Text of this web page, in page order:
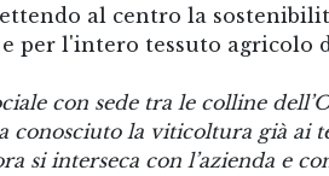
al centro la
l'intero tessuto agricolo
con sede tra le colline
conosciuto la viticoltura già ai
si interseca con l’azienda e